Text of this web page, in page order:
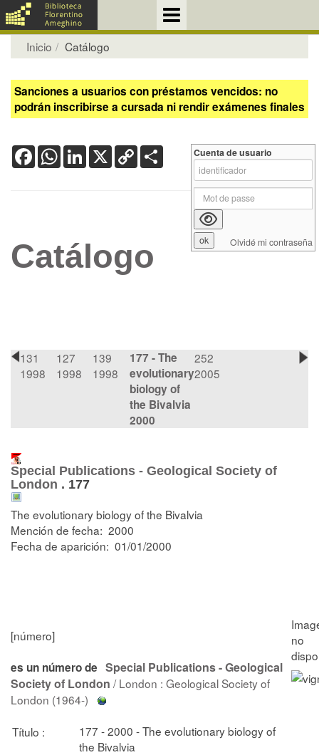
Inicio Catálogo
Sanciones a usuarios con préstamos vencidos: no
podrán inscribirse a cursada ni rendir exámenes finales
FacebookWhatsApp
LinkedIn
X Copy
Link
Catálogo
131
1998
127
1998
139
1998
177 - The
evolutionary
biology of
the Bivalvia
2000
252
2005
Special Publications - Geological Society of
London . 177
The evolutionary biology of the Bivalvia
Mención de fecha: 2000
Fecha de aparición: 01/01/2000
[número]
es un número de Special Publications - Geological
Society of London / London : Geological Society of
London (1964-)
Título :
177 - 2000 - The evolutionary biology of
the Bivalvia
Cuenta de usuario
Olvidé mi contraseña